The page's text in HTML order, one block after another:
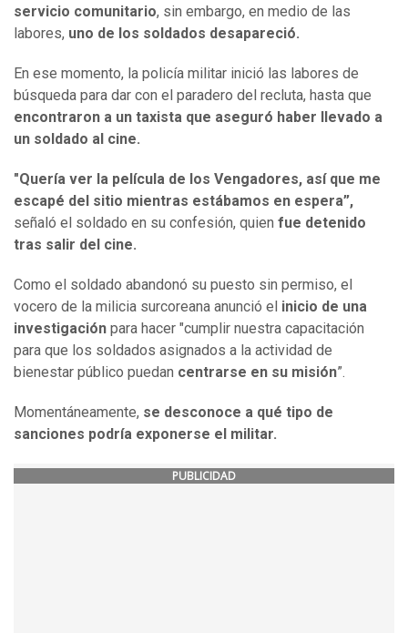
servicio comunitario, sin embargo, en medio de las
labores, uno de los soldados desapareció.
En ese momento, la policía militar inició las labores de
búsqueda para dar con el paradero del recluta, hasta que
encontraron a un taxista que aseguró haber llevado a
un soldado al cine.
"Quería ver la película de los Vengadores, así que me
escapé del sitio mientras estábamos en espera”,
señaló el soldado en su confesión, quien fue detenido
tras salir del cine.
Como el soldado abandonó su puesto sin permiso, el
vocero de la milicia surcoreana anunció el inicio de una
investigación para hacer "cumplir nuestra capacitación
para que los soldados asignados a la actividad de
bienestar público puedan centrarse en su misión”.
Momentáneamente, se desconoce a qué tipo de
sanciones podría exponerse el militar.
PUBLICIDAD